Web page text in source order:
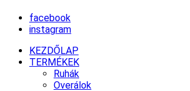
facebook
instagram
KEZDŐLAP
TERMÉKEK
Ruhák
Overálok